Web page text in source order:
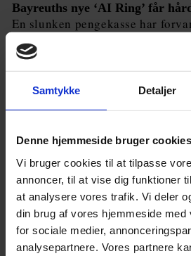
Samtykke Detaljer
Denne hjemmeside bruger cookies
Vi bruger cookies til at tilpasse
annoncer, til at vise dig funktioner
at analysere vores trafik. Vi deler
din brug af vores hjemmeside med
for sociale medier,
analysepartnere. Vores partnere
Bayreuths nye ‘AI Ring’ får
En slunken pengekasse har
jubilæumsopsætning af Wagners
udskældt AI-eksperiment.